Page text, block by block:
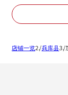
店铺一览 兵库县